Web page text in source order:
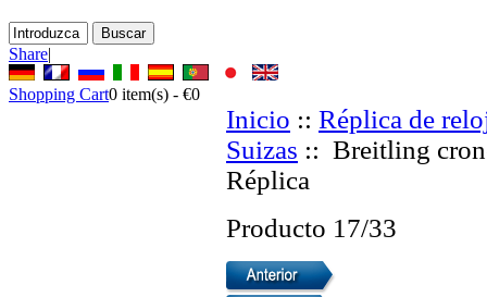
Share|
Shopping Cart0 item(s) - €0
Inicio :: Réplica de
Suizas :: Breitling
Réplica
Producto 17/33